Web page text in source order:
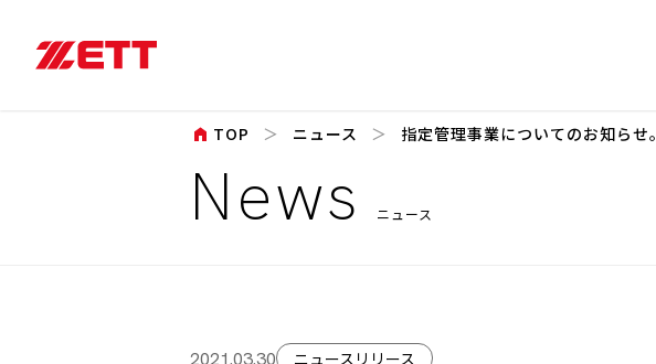
News ニュース
home TOP ニュース 指定管理事業についてのお知らせ。
2021.03.30 ニュースリリース